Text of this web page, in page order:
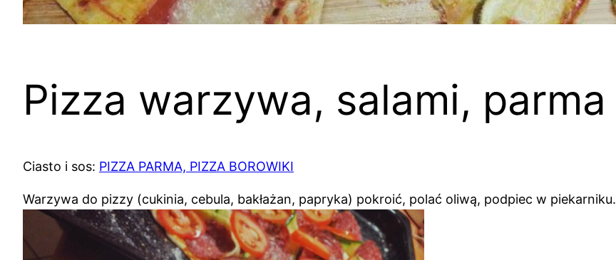
Pizza warzywa, salami, parma
Ciasto i sos: PIZZA PARMA, PIZZA BOROWIKI
Warzywa do pizzy (cukinia, cebula, bakłażan, papryka) pokroić, polać oliwą, podpiec w piekarniku.